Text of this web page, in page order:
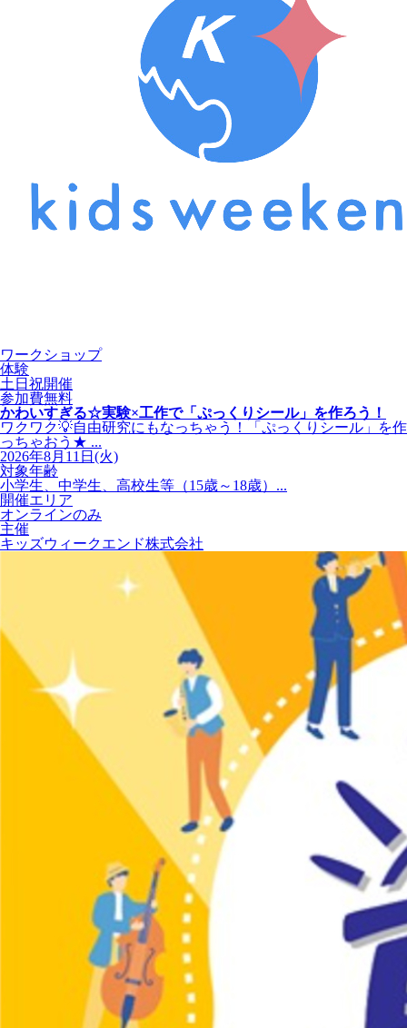
ワークショップ
体験
土日祝開催
参加費無料
かわいすぎる☆実験×工作で「ぷっくりシール」を作ろう！
ワクワク💡自由研究にもなっちゃう！「ぷっくりシール」を作
っちゃおう★ ...
2026年8月11日(火)
対象年齢
小学生、中学生、高校生等（15歳～18歳）...
開催エリア
オンラインのみ
主催
キッズウィークエンド株式会社